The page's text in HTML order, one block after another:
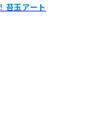
苔玉アート